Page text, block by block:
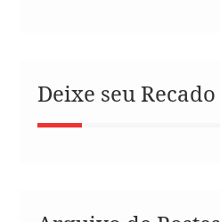
Deixe seu Recado